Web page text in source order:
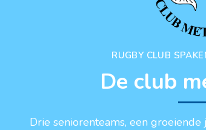
RUGBY CLUB
De club
Drie seniorenteams, een